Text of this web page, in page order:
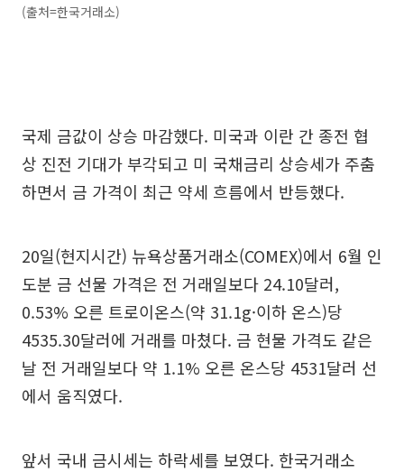
(출처=한국거래소)
국제 금값이 상승 마감했다. 미국과 이란 간 종전 협
상 진전 기대가 부각되고 미 국채금리 상승세가 주춤
하면서 금 가격이 최근 약세 흐름에서 반등했다.
20일(현지시간) 뉴욕상품거래소(COMEX)에서 6월 인
도분 금 선물 가격은 전 거래일보다 24.10달러,
0.53% 오른 트로이온스(약 31.1g·이하 온스)당
4535.30달러에 거래를 마쳤다. 금 현물 가격도 같은
날 전 거래일보다 약 1.1% 오른 온스당 4531달러 선
에서 움직였다.
앞서 국내 금시세는 하락세를 보였다. 한국거래소